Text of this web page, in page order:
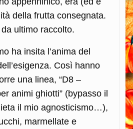
della frutta consegnata.
ultimo raccolto.
ha insita l’anima del
Così hanno
una linea, “D8 –
animi ghiotti” (bypasso il
il mio agnosticismo…),
marmellate e